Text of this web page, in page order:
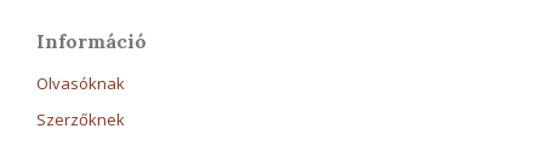
Információ
Olvasóknak
Szerzőknek